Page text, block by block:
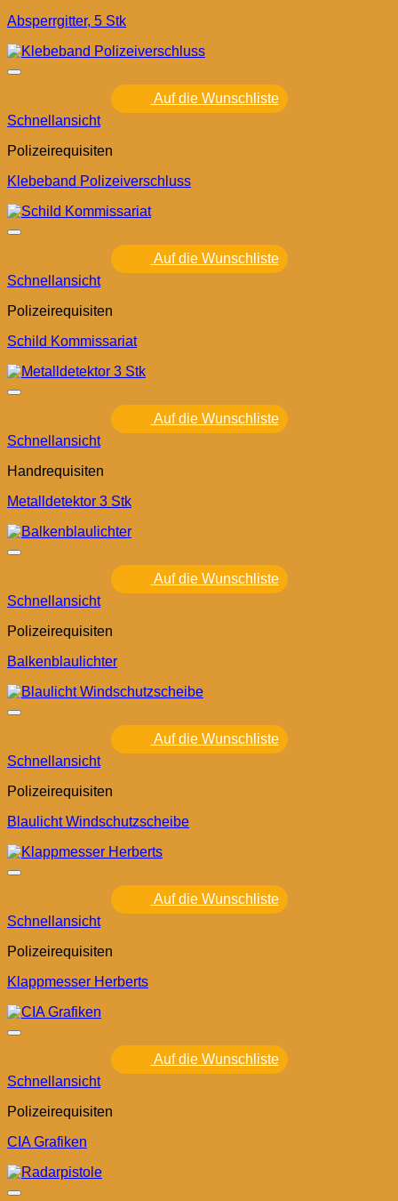
Absperrgitter, 5 Stk
Auf die Wunschliste
Schnellansicht
Polizeirequisiten
Klebeband Polizeiverschluss
Auf die Wunschliste
Schnellansicht
Polizeirequisiten
Schild Kommissariat
Auf die Wunschliste
Schnellansicht
Handrequisiten
Metalldetektor 3 Stk
Auf die Wunschliste
Schnellansicht
Polizeirequisiten
Balkenblaulichter
Auf die Wunschliste
Schnellansicht
Polizeirequisiten
Blaulicht Windschutzscheibe
Auf die Wunschliste
Schnellansicht
Polizeirequisiten
Klappmesser Herberts
Auf die Wunschliste
Schnellansicht
Polizeirequisiten
CIA Grafiken